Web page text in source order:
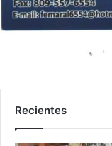
Recientes